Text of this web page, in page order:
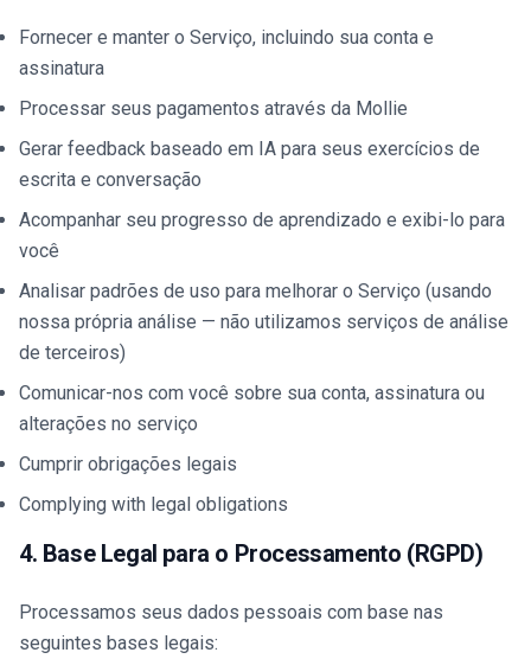
Fornecer e manter o Serviço, incluindo sua conta e
assinatura
Processar seus pagamentos através da Mollie
Gerar feedback baseado em IA para seus exercícios de
escrita e conversação
Acompanhar seu progresso de aprendizado e exibi-lo para
você
Analisar padrões de uso para melhorar o Serviço (usando
nossa própria análise — não utilizamos serviços de análise
de terceiros)
Comunicar-nos com você sobre sua conta, assinatura ou
alterações no serviço
Cumprir obrigações legais
Complying with legal obligations
4. Base Legal para o Processamento (RGPD)
Processamos seus dados pessoais com base nas
seguintes bases legais: